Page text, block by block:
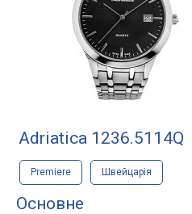
Adriatica 1236.5114Q
Premiere Швейцарія
Основне